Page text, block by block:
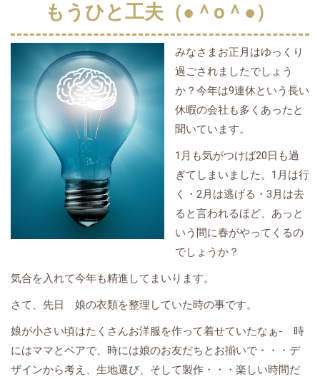
もうひと工夫（●＾o＾●）
みなさまお正月はゆっくり
過ごされましたでしょう
か？今年は9連休という長い
休暇の会社も多くあったと
聞いています。
1月も気がつけば20日も過
ぎてしまいました。1月は行
く・2月は逃げる・3月は去
ると言われるほど、あっと
いう間に春がやってくるの
でしょうか？
気合を入れて今年も精進してまいります。
さて、先日 娘の衣類を整理していた時の事です。
娘が小さい頃はたくさんお洋服を作って着せていたなぁ- 時
にはママとペアで、時には娘のお友だちとお揃いで・・・デ
ザインから考え、生地選び、そして製作・・・楽しい時間だ